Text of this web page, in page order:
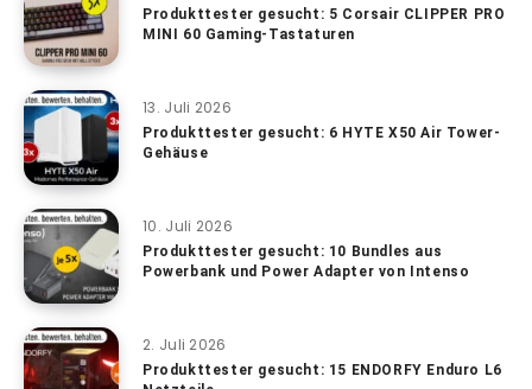
Produkttester gesucht: 5 Corsair CLIPPER PRO
MINI 60 Gaming-Tastaturen
13. Juli 2026
Produkttester gesucht: 6 HYTE X50 Air Tower-
Gehäuse
10. Juli 2026
Produkttester gesucht: 10 Bundles aus
Powerbank und Power Adapter von Intenso
2. Juli 2026
Produkttester gesucht: 15 ENDORFY Enduro L6